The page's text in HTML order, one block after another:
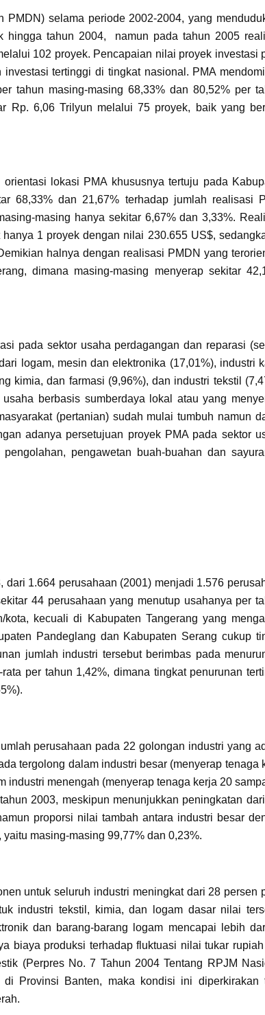
selama periode 2002-2004, yang
hingga tahun 2004, namun pada tahun 2005
102 proyek. Pencapaian nilai proyek investasi
tertinggi di tingkat nasional. PMA
tahun masing-masing 68,33% dan 80,52% per
Rp. 6,06 Trilyun melalui 75 proyek, baik yang
lokasi PMA khususnya tertuju pada
68,33% dan 21,67% terhadap jumlah realisasi
masing hanya sekitar 6,67% dan 3,33%.
1 proyek dengan nilai 230.655 US$,
halnya dengan realisasi PMDN yang
dimana masing-masing menyerap sekitar
pada sektor usaha perdagangan dan reparasi
logam, mesin dan elektronika (17,01%), industri
kimia, dan farmasi (9,96%), dan industri tekstil
berbasis sumberdaya lokal atau yang
(pertanian) sudah mulai tumbuh namun
adanya persetujuan proyek PMA pada sektor
pengawetan buah-buahan dan
1.664 perusahaan (2001) menjadi 1.576
44 perusahaan yang menutup usahanya per
kecuali di Kabupaten Tangerang yang
Pandeglang dan Kabupaten Serang cukup
jumlah industri tersebut berimbas pada
per tahun 1,42%, dimana tingkat penurunan
perusahaan pada 22 golongan industri yang
tergolong dalam industri besar (menyerap tenaga
industri menengah (menyerap tenaga kerja 20
2003, meskipun menunjukkan peningkatan
proporsi nilai tambah antara industri besar
masing-masing 99,77% dan 0,23%.
untuk seluruh industri meningkat dari 28 persen
industri tekstil, kimia, dan logam dasar nilai
dan barang-barang logam mencapai lebih
biaya produksi terhadap fluktuasi nilai tukar
(Perpres No. 7 Tahun 2004 Tentang RPJM
Provinsi Banten, maka kondisi ini diperkirakan